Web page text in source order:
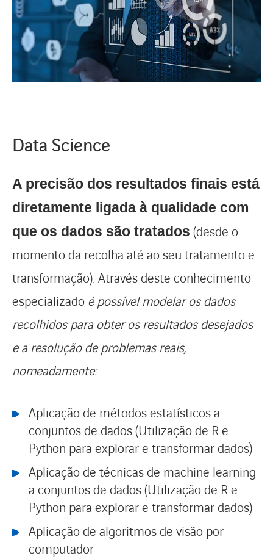
Data Science
A precisão dos resultados finais está
diretamente ligada à qualidade com
que os dados são tratados (desde o
momento da recolha até ao seu tratamento e
transformação). Através deste conhecimento
especializado é possível modelar os dados
recolhidos para obter os resultados desejados
e a resolução de problemas reais,
nomeadamente:
Aplicação de métodos estatísticos a
conjuntos de dados (Utilização de R e
Python para explorar e transformar dados)
Aplicação de técnicas de machine learning
a conjuntos de dados (Utilização de R e
Python para explorar e transformar dados)
Aplicação de algoritmos de visão por
computador